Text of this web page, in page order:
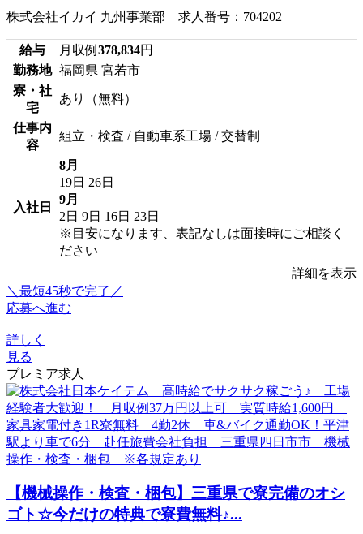
株式会社イカイ 九州事業部 求人番号：704202
給与 月収例 378,834円
勤務地 福岡県 宮若市
寮・社
宅
あり（無料）
仕事内
容
組立・検査 / 自動車系工場 / 交替制
入社日
8月
19日 26日
9月
2日 9日 16日 23日
※目安になります、表記なしは面接時にご相談く
ださい
詳細を表示
＼最短45秒で完了／
応募へ進む
詳しく
見る
プレミア求人
【機械操作・検査・梱包】三重県で寮完備のオシ
ゴト☆今だけの特典で寮費無料♪...